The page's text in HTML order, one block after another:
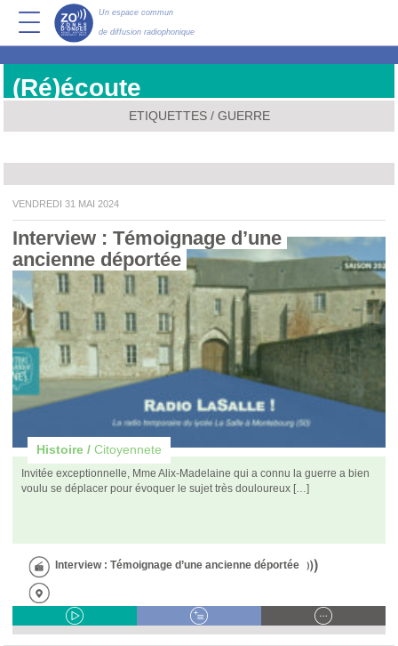
Un espace commun
de diffusion radiophonique
(Ré)écoute
ETIQUETTES / GUERRE
VENDREDI 31 MAI 2024
Interview : Témoignage d’une
ancienne déportée
Histoire / Citoyennete
Invitée exceptionnelle, Mme Alix-Madelaine qui a connu la guerre a bien
voulu se déplacer pour évoquer le sujet très douloureux […]
Interview : Témoignage d’une ancienne déportée